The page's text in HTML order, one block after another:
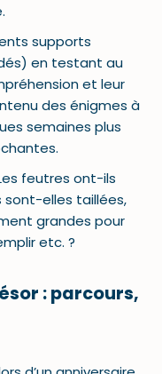
supports
en testant au
et leur
des énigmes à
semaines plus
feutres ont-ils
sont-elles taillées,
grandes pour
etc. ?
: parcours,